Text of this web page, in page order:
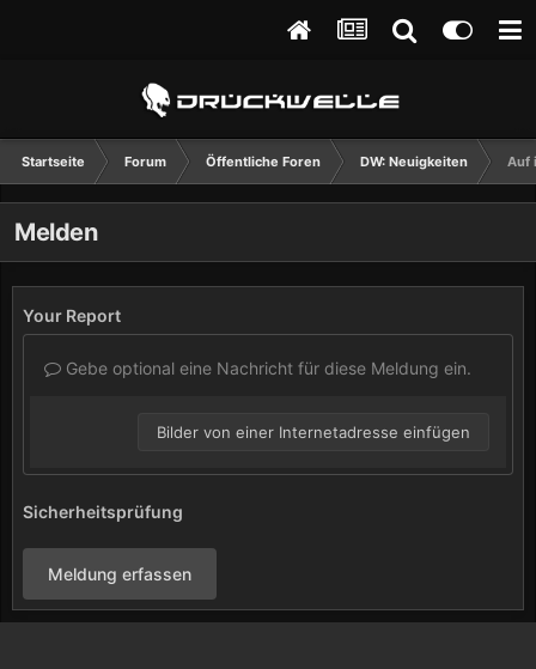
Startseite Forum Öffentliche Foren DW: Neuigkeiten Auf
Melden
Your Report
Gebe optional eine Nachricht für diese Meldung ein.
Bilder von einer Internetadresse einfügen
Sicherheitsprüfung
Meldung erfassen